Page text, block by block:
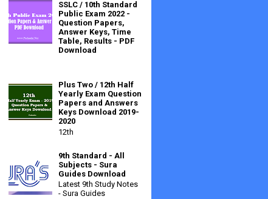
SSLC / 10th Standard
Public Exam 2022 -
Question Papers,
Answer Keys, Time
Table, Results - PDF
Download
Plus Two / 12th Half
Yearly Exam Question
Papers and Answers
Keys Download 2019-
2020
12th
9th Standard - All
Subjects - Sura
Guides Download
Latest 9th Study Notes
- Sura Guides